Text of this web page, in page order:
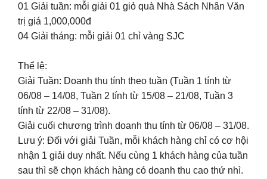
01 Giải tuần: mỗi giải 01 giỏ quà Nhà Sách Nhân Văn
trị giá 1,000,000đ
04 Giải tháng: mỗi giải 01 chỉ vàng SJC
Thể lệ:
Giải Tuần: Doanh thu tính theo tuần (Tuần 1 tính từ
06/08 – 14/08, Tuần 2 tính từ 15/08 – 21/08, Tuần 3
tính từ 22/08 – 31/08).
Giải cuối chương trình doanh thu tính từ 06/08 – 31/08.
Lưu ý: Đối với giải Tuần, mỗi khách hàng chỉ có cơ hội
nhận 1 giải duy nhất. Nếu cùng 1 khách hàng của tuần
sau thì sẽ chọn khách hàng có doanh thu cao thứ nhì.